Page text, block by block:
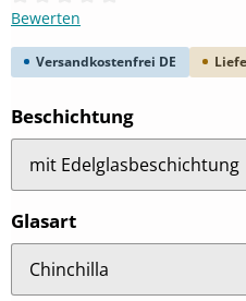
Durchschnittliche Bewertung
Bewerten
Versandkostenfrei DE
Beschichtungauswählen
Glasartauswählen